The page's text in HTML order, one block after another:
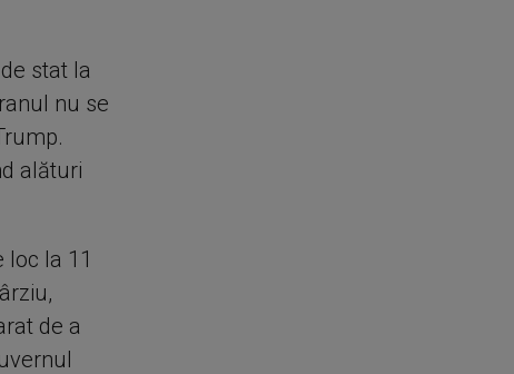
stat la
nu se
alături
la 11
de a